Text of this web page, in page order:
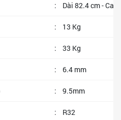
: Dài 82.4 cm -
: 13 Kg
: 33 Kg
: 6.4 mm
: 9.5mm
: R32